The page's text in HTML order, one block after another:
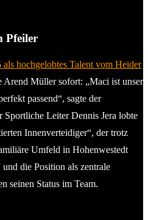
Pfeiler
hochgelobtes Talent vom Heider
Arend Müller sofort: „Maci ist unser
passend“, sagte der
Leiter Dennis Jera lobte
Innenverteidiger“, der trotz
Umfeld in Hohenwestedt
die Position als zentrale
seinen Status im Team.